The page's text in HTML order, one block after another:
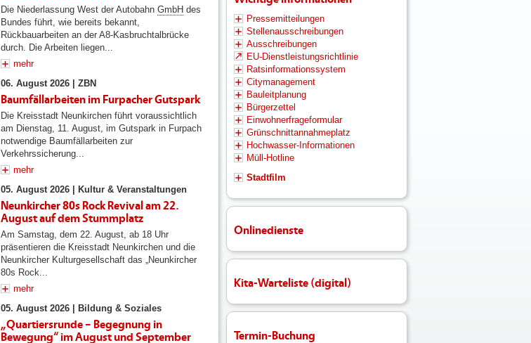
Die Niederlassung West der Autobahn GmbH des
Bundes führt, wie bereits bekannt,
Rückbauarbeiten an der A8-Kasbruchtalbrücke
durch. Die Arbeiten liegen...
mehr
06. August 2026 | ZBN
Baumfällarbeiten im Furpacher Gutspark
Die Kreisstadt Neunkirchen führt voraussichtlich
am Dienstag, 11. August, im Gutspark in Furpach
notwendige Baumfällarbeiten zur
Verkehrssicherung...
mehr
05. August 2026 |
Kultur & Veranstaltungen
Neunkircher 80s Rock Revival am 22.
August auf dem Stummplatz
Am Samstag, dem 22. August, ab 18 Uhr
präsentieren die Kreisstadt Neunkirchen und die
Neunkircher Kulturgesellschaft das „Neunkircher
80s Rock...
mehr
05. August 2026 |
Bildung & Soziales
„Quartiersrunde – Begegnung in
Bewegung“ im August und September
Pressemitteilungen
Stellenausschreibungen
Ausschreibungen
EU-Dienstleistungsrichtlinie
Ratsinformationssystem
Citymanagement
Bauleitplanung
Bürgerzettel
Einwohnerfrageformular
Grünschnittannahmeplatz
Hochwasser-Informationen
Müll-Hotline
Stadtfilm
Onlinedienste
Kita-Warteliste (digital)
Termin-Buchung